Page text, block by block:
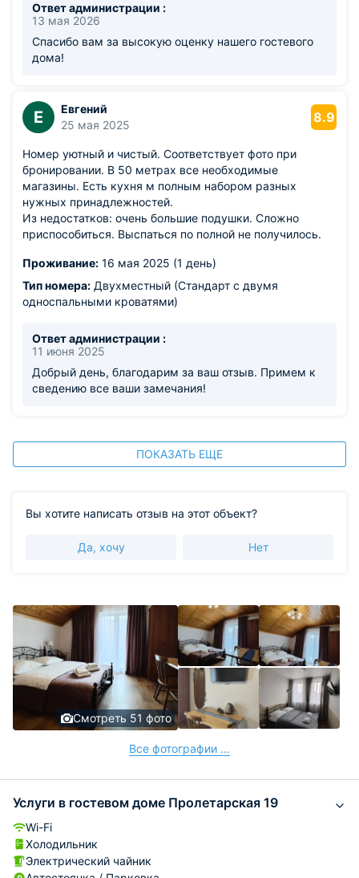
Ответ администрации :
13 мая 2026
Спасибо вам за высокую оценку нашего гостевого
дома!
Е
Евгений
25 мая 2025
8.9
Номер уютный и чистый. Соответствует фото при
бронировании. В 50 метрах все необходимые
магазины. Есть кухня м полным набором разных
нужных принадлежностей.
Из недостатков: очень большие подушки. Сложно
приспособиться. Выспаться по полной не получилось.
Проживание: 16 мая 2025 (1 день)
Тип номера: Двухместный (Стандарт с двумя
односпальными кроватями)
Ответ администрации :
11 июня 2025
Добрый день, благодарим за ваш отзыв. Примем к
сведению все ваши замечания!
ПОКАЗАТЬ ЕЩЕ
Вы хотите написать отзыв на этот объект?
Да, хочу Нет
Смотреть 51 фото
Все фотографии ...
Услуги в гостевом доме Пролетарская 19
Wi-Fi
Холодильник
Электрический чайник